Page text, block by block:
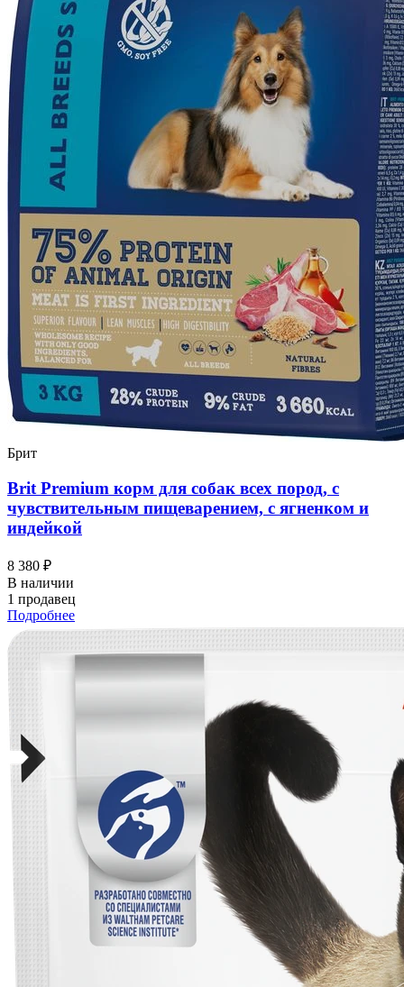
Брит
Brit Premium корм для собак всех пород, с
чувствительным пищеварением, с ягненком и
индейкой
8 380 ₽
В наличии
1 продавец
Подробнее